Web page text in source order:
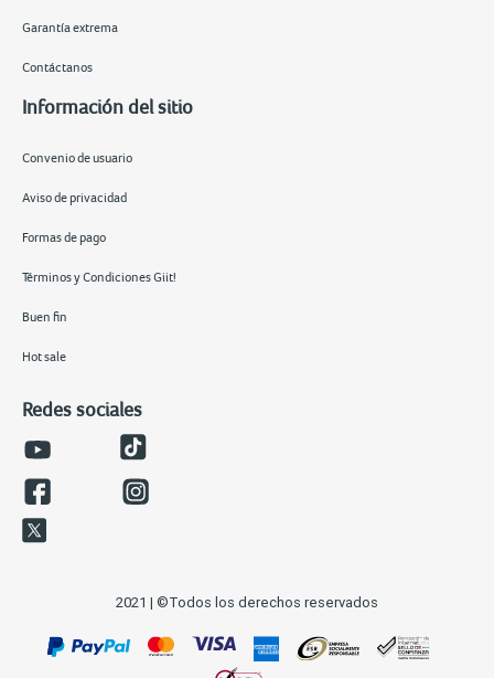
Garantía extrema
Contáctanos
Información del sitio
Convenio de usuario
Aviso de privacidad
Formas de pago
Términos y Condiciones Giit!
Buen fin
Hot sale
Redes sociales
2021 | ©Todos los derechos reservados